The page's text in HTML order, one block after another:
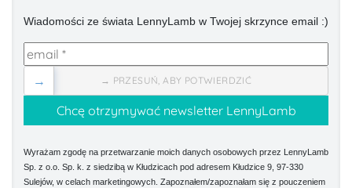
Wiadomości ze świata LennyLamb w Twojej skrzynce email :)
→ PRZESUŃ, ABY POTWIERDZIĆ
→
Wyrażam zgodę na przetwarzanie moich danych osobowych przez LennyLamb
Sp. z o.o. Sp. k. z siedzibą w Kłudzicach pod adresem Kłudzice 9, 97-330
Sulejów, w celach marketingowych. Zapoznałem/zapoznałam się z pouczeniem